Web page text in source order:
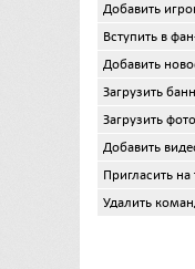
Добавить
Вступить в
Добавить
Загрузить
Загрузить фото
Добавить
Пригласить на
Удалить